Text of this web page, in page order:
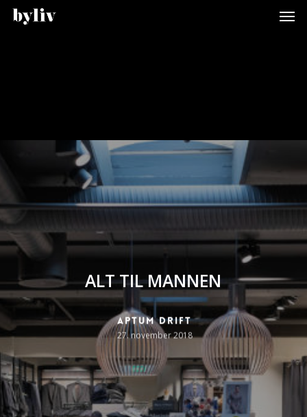
Skip
ALT TIL MANNEN
Aptum Drift
27. november 2018